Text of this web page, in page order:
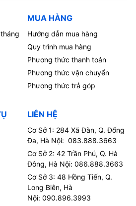
MUA HÀNG
Hướng dẫn mua hàng
Quy trình mua hàng
Phương thức thanh toán
Phương thức vận chuyển
Phương thức trả góp
LIÊN HỆ
Cơ Sở 1: 284 Xã Đàn, Q. Đống
Đa, Hà Nội: 083.888.3663
Cơ Sở 2: 42 Trần Phú, Q. Hà
Đông, Hà Nội: 086.888.3663
Cơ Sở 3: 48 Hồng Tiến, Q.
Long Biên, Hà
Nội: 090.896.3993